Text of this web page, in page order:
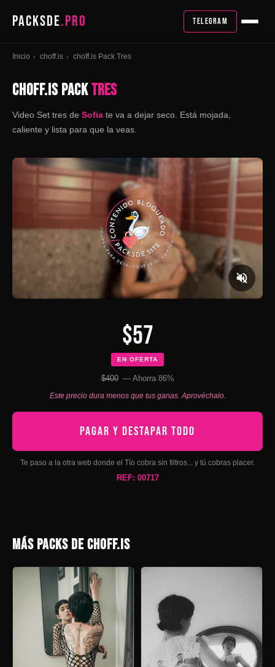
PACKSDE.PRO TELEGRAM
Inicio › choff.is › choff.is Pack Tres
CHOFF.IS PACKTRES
Video Set tres de Sofia te va a dejar seco. Está mojada,
caliente y lista para que la veas.
$57
EN OFERTA
$400 — Ahorra 86%
Este precio dura menos que tus ganas. Aprovéchalo.
PAGAR Y DESTAPAR TODO
Te paso a la otra web donde el Tío cobra sin filtros... y tú cobras placer.
REF: 00717
MÁS PACKS DE CHOFF.IS